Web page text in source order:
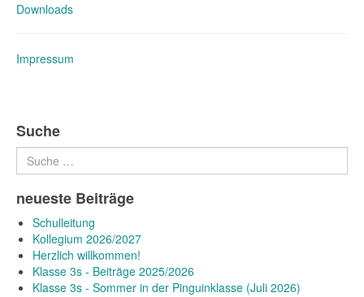
Downloads
Impressum
Suche
Suchen
neueste Beiträge
Schulleitung
Kollegium 2026/2027
Herzlich willkommen!
Klasse 3s - Beiträge 2025/2026
Klasse 3s - Sommer in der Pinguinklasse (Juli 2026)